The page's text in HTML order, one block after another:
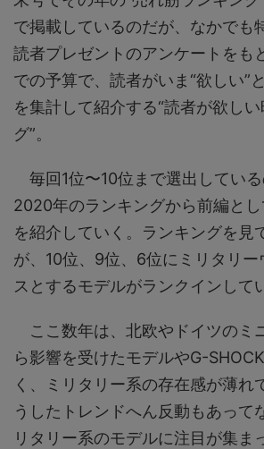
で掲載しているのだが、なかでも
読者プレゼントのアンケートをも
での予算で、読者がいま“欲しい”
を集計して紹介する“読者が欲し
グ”。
毎回1位〜10位まで選出してい
2020年のランキングから前編と
を紹介していく。ランキングを見
が、10位、9位、6位にミリタリー
スとするモデルがランクインして
ここ数年は、北欧やドイツのミ
ら影響を受けたモデルやG-
く、ミリタリー系の存在感が薄れ
うしたトレンドへん反動もあって
リタリー系のモデルに注目が集ま